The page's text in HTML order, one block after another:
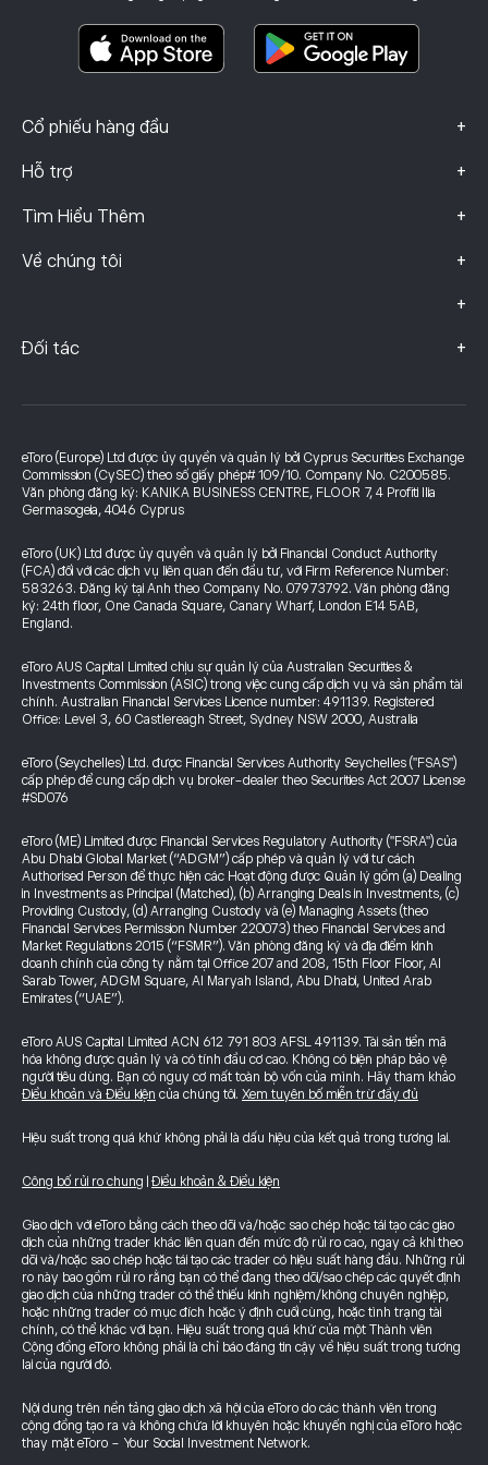
Cổ phiếu hàng đầu +
Hỗ trợ +
Tìm Hiểu Thêm +
Về chúng tôi +
+
Tài Liệu Thông Tin Quan Trọng
Dữ liệu khiếu nại (Khách hàng FCA)
Đối tác +
eToro (Europe) Ltd được ủy quyền và quản lý bởi Cyprus Securities Exchange
Commission (CySEC) theo số giấy phép# 109/10. Company No. C200585.
Văn phòng đăng ký: KANIKA BUSINESS CENTRE, FLOOR 7, 4 Profiti Ilia
Germasogeia, 4046 Cyprus
eToro (UK) Ltd được ủy quyền và quản lý bởi Financial Conduct Authority
(FCA) đối với các dịch vụ liên quan đến đầu tư, với Firm Reference Number:
583263. Đăng ký tại Anh theo Company No. 07973792. Văn phòng đăng
ký: 24th floor, One Canada Square, Canary Wharf, London E14 5AB,
England.
eToro AUS Capital Limited chịu sự quản lý của Australian Securities &
Investments Commission (ASIC) trong việc cung cấp dịch vụ và sản phẩm tài
chính. Australian Financial Services Licence number: 491139. Registered
Office: Level 3, 60 Castlereagh Street, Sydney NSW 2000, Australia
eToro (Seychelles) Ltd. được Financial Services Authority Seychelles ("FSAS")
cấp phép để cung cấp dịch vụ broker-dealer theo Securities Act 2007 License
#SD076
eToro (ME) Limited được Financial Services Regulatory Authority ("FSRA") của
Abu Dhabi Global Market (“ADGM”) cấp phép và quản lý với tư cách
Authorised Person để thực hiện các Hoạt động được Quản lý gồm (a) Dealing
in Investments as Principal (Matched), (b) Arranging Deals in Investments, (c)
Providing Custody, (d) Arranging Custody và (e) Managing Assets (theo
Financial Services Permission Number 220073) theo Financial Services and
Market Regulations 2015 (“FSMR”). Văn phòng đăng ký và địa điểm kinh
doanh chính của công ty nằm tại Office 207 and 208, 15th Floor Floor, Al
Sarab Tower, ADGM Square, Al Maryah Island, Abu Dhabi, United Arab
Emirates (“UAE”).
eToro AUS Capital Limited ACN 612 791 803 AFSL 491139. Tài sản tiền mã
hóa không được quản lý và có tính đầu cơ cao. Không có biện pháp bảo vệ
người tiêu dùng. Bạn có nguy cơ mất toàn bộ vốn của mình. Hãy tham khảo
Điều khoản và Điều kiện của chúng tôi. Xem tuyên bố miễn trừ đầy đủ
Hiệu suất trong quá khứ không phải là dấu hiệu của kết quả trong tương lai.
Công bố rủi ro chung Điều khoản & Điều kiện
Giao dịch với eToro bằng cách theo dõi và/hoặc sao chép hoặc tái tạo các giao
dịch của những trader khác liên quan đến mức độ rủi ro cao, ngay cả khi theo
dõi và/hoặc sao chép hoặc tái tạo các trader có hiệu suất hàng đầu. Những rủi
ro này bao gồm rủi ro rằng bạn có thể đang theo dõi/sao chép các quyết định
giao dịch của những trader có thể thiếu kinh nghiệm/không chuyên nghiệp,
hoặc những trader có mục đích hoặc ý định cuối cùng, hoặc tình trạng tài
chính, có thể khác với bạn. Hiệu suất trong quá khứ của một Thành viên
Cộng đồng eToro không phải là chỉ báo đáng tin cậy về hiệu suất trong tương
lai của người đó.
Nội dung trên nền tảng giao dịch xã hội của eToro do các thành viên trong
cộng đồng tạo ra và không chứa lời khuyên hoặc khuyến nghị của eToro hoặc
thay mặt eToro - Your Social Investment Network.